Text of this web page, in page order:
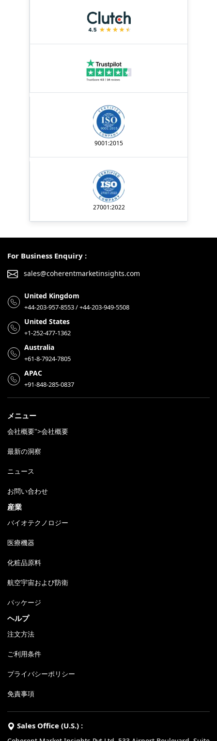
9001:2015
27001:2022
For Business Enquiry :
sales@coherentmarketinsights.com
United Kingdom
+44-203-957-8553 / +44-203-949-5508
United States
+1-252-477-1362
Australia
+61-8-7924-7805
APAC
+91-848-285-0837
メニュー
会社概要">会社概要
最新の洞察
ニュース
お問い合わせ
産業
バイオテクノロジー
医療機器
化粧品原料
航空宇宙および防衛
パッケージ
ヘルプ
注文方法
ご利用条件
プライバシーポリシー
免責事項
Sales Office (U.S.) :